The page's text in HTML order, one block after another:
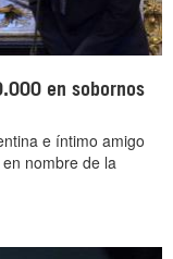
en sobornos
e íntimo amigo
nombre de la